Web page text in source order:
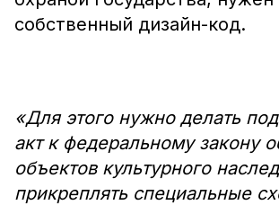
собственный дизайн-код.
«Для этого нужно делать
акт к федеральному закону
объектов культурного
прикреплять специальные